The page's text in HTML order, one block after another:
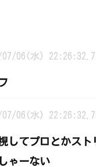
07/06(水)
07/06(水)
してプロとかスト
ゃーない